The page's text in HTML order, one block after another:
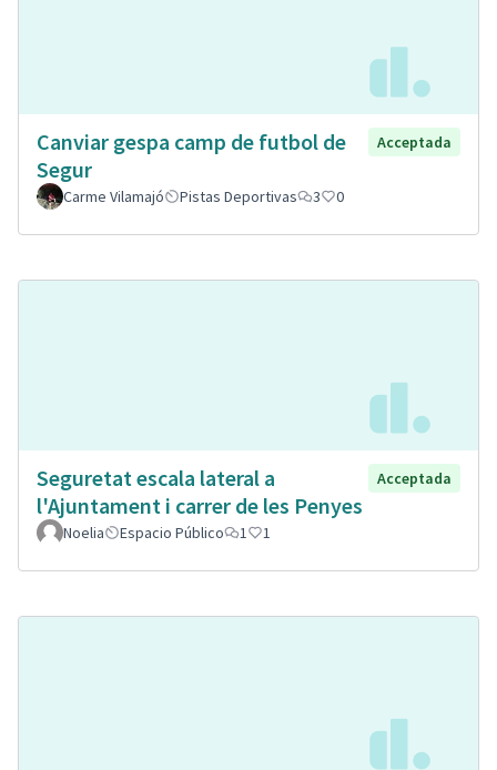
Canviar gespa camp de futbol de
Segur
Acceptada
Carme Vilamajó Pistas Deportivas 3 0
Seguretat escala lateral a
l'Ajuntament i carrer de les Penyes
Acceptada
Noelia Espacio Público 1 1